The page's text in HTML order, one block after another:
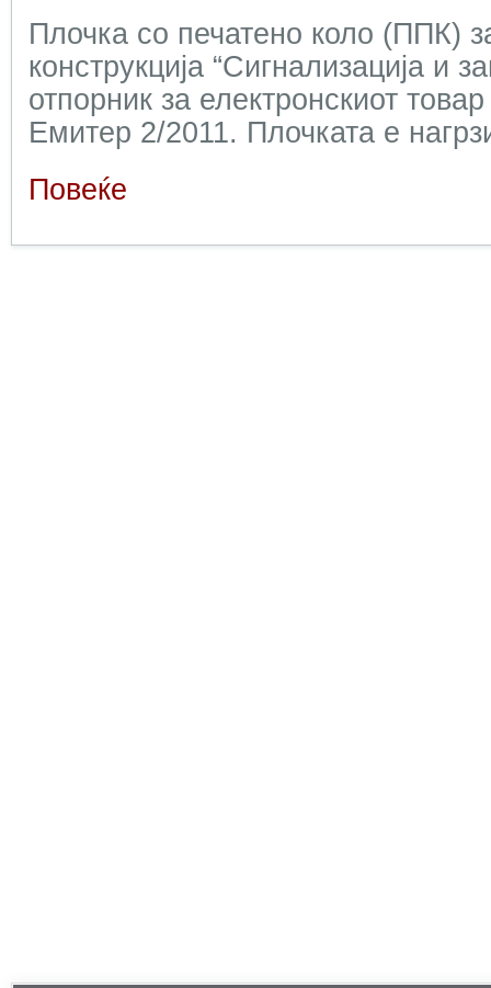
Плочка со печатено коло (ППК)
конструкција “Сигнализација и
отпорник за електронскиот
Емитер 2/2011. Плочката е
Повеќе